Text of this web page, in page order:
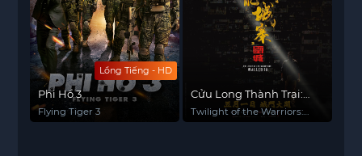
Lồng Tiếng - HD
Phi Hổ 3
Flying Tiger 3
Cửu Long Thành Trại:
Vây Thành
Twilight of the Warriors: